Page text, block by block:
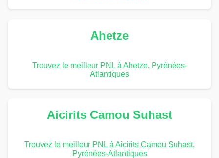
Ahetze
Trouvez le meilleur PNL à Ahetze, Pyrénées-
Atlantiques
Aicirits Camou Suhast
Trouvez le meilleur PNL à Aicirits Camou Suhast,
Pyrénées-Atlantiques